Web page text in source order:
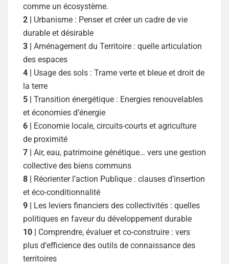
comme un écosystème.
2 | Urbanisme : Penser et créer un cadre de vie
durable et désirable
3 | Aménagement du Territoire : quelle articulation
des espaces
4 | Usage des sols : Trame verte et bleue et droit de
la terre
5 | Transition énergétique : Energies renouvelables
et économies d’énergie
6 | Economie locale, circuits-courts et agriculture
de proximité
7 | Air, eau, patrimoine génétique… vers une gestion
collective des biens communs
8 | Réorienter l’action Publique : clauses d’insertion
et éco-conditionnalité
9 | Les leviers financiers des collectivités : quelles
politiques en faveur du développement durable
10 | Comprendre, évaluer et co-construire : vers
plus d’efficience des outils de connaissance des
territoires